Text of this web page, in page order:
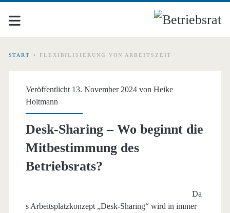
START > FLEXIBILISIERUNG VON ARBEITSZEIT
Schlagwort:
<span>Flexibilisierung
von
Arbeitszeit</span>
Veröffentlicht 13. November 2024 von Heike
Holtmann
Desk-Sharing – Wo beginnt die
Mitbestimmung des
Betriebsrats?
Da
s Arbeitsplatzkonzept „Desk-Sharing“ wird in immer